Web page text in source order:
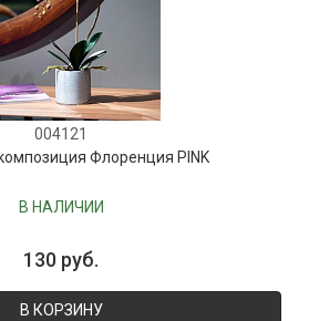
004121
Флоренция PINK
В НАЛИЧИИ
130 руб.
В КОРЗИНУ